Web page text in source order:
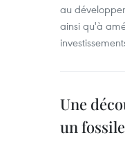
au
ainsi qu'à
Une
un